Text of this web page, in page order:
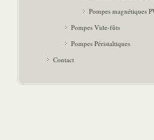
Pompes magnétiques
Pompes Vide-fûts
Pompes Péristaltiques
Contact